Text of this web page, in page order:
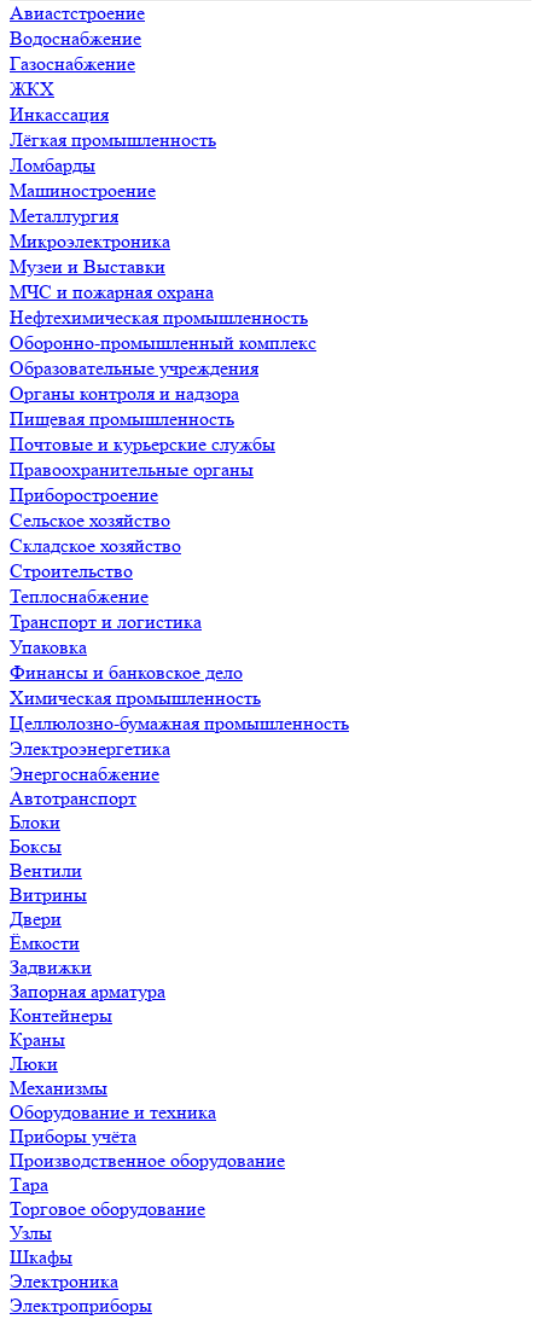
Авиастстроение
Водоснабжение
Газоснабжение
ЖКХ
Инкассация
Лёгкая промышленность
Ломбарды
Машиностроение
Металлургия
Микроэлектроника
Музеи и Выставки
МЧС и пожарная охрана
Нефтехимическая промышленность
Оборонно-промышленный комплекс
Образовательные учреждения
Органы контроля и надзора
Пищевая промышленность
Почтовые и курьерские службы
Правоохранительные органы
Приборостроение
Сельское хозяйство
Складское хозяйство
Строительство
Теплоснабжение
Транспорт и логистика
Упаковка
Финансы и банковское дело
Химическая промышленность
Целлюлозно-бумажная промышленность
Электроэнергетика
Энергоснабжение
Автотранспорт
Блоки
Боксы
Вентили
Витрины
Двери
Ёмкости
Задвижки
Запорная арматура
Контейнеры
Краны
Люки
Механизмы
Оборудование и техника
Приборы учёта
Производственное оборудование
Тара
Торговое оборудование
Узлы
Шкафы
Электроника
Электроприборы